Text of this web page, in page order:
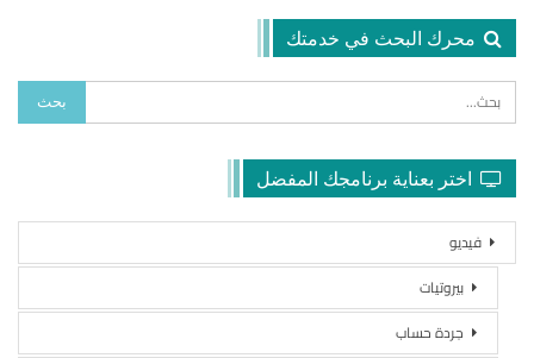
محرك البحث في خدمتك
اختر بعناية برنامجك المفضل
فيديو
بيروتيات
جردة حساب